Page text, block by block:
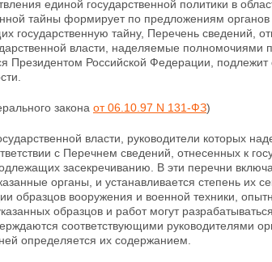
единой государственной политики в
тайны формирует по предложениям органов
государственную тайну, Перечень сведений,
власти, наделяемые
Президентом Российской Федерации,
закона от 06.10.97 N 131-ФЗ)
власти, руководители которых
с Перечнем сведений, отнесенных к
засекречиванию. В эти перечни
органы, и устанавливается степень их
образцов вооружения и военной техники,
образцов и работ могут разрабатываться
соответствующими руководителями
определяется их содержанием.